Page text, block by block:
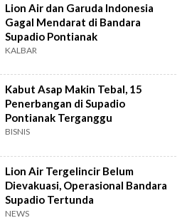
Lion Air dan Garuda Indonesia
Gagal Mendarat di Bandara
Supadio Pontianak
KALBAR
Kabut Asap Makin Tebal, 15
Penerbangan di Supadio
Pontianak Terganggu
BISNIS
Lion Air Tergelincir Belum
Dievakuasi, Operasional Bandara
Supadio Tertunda
NEWS